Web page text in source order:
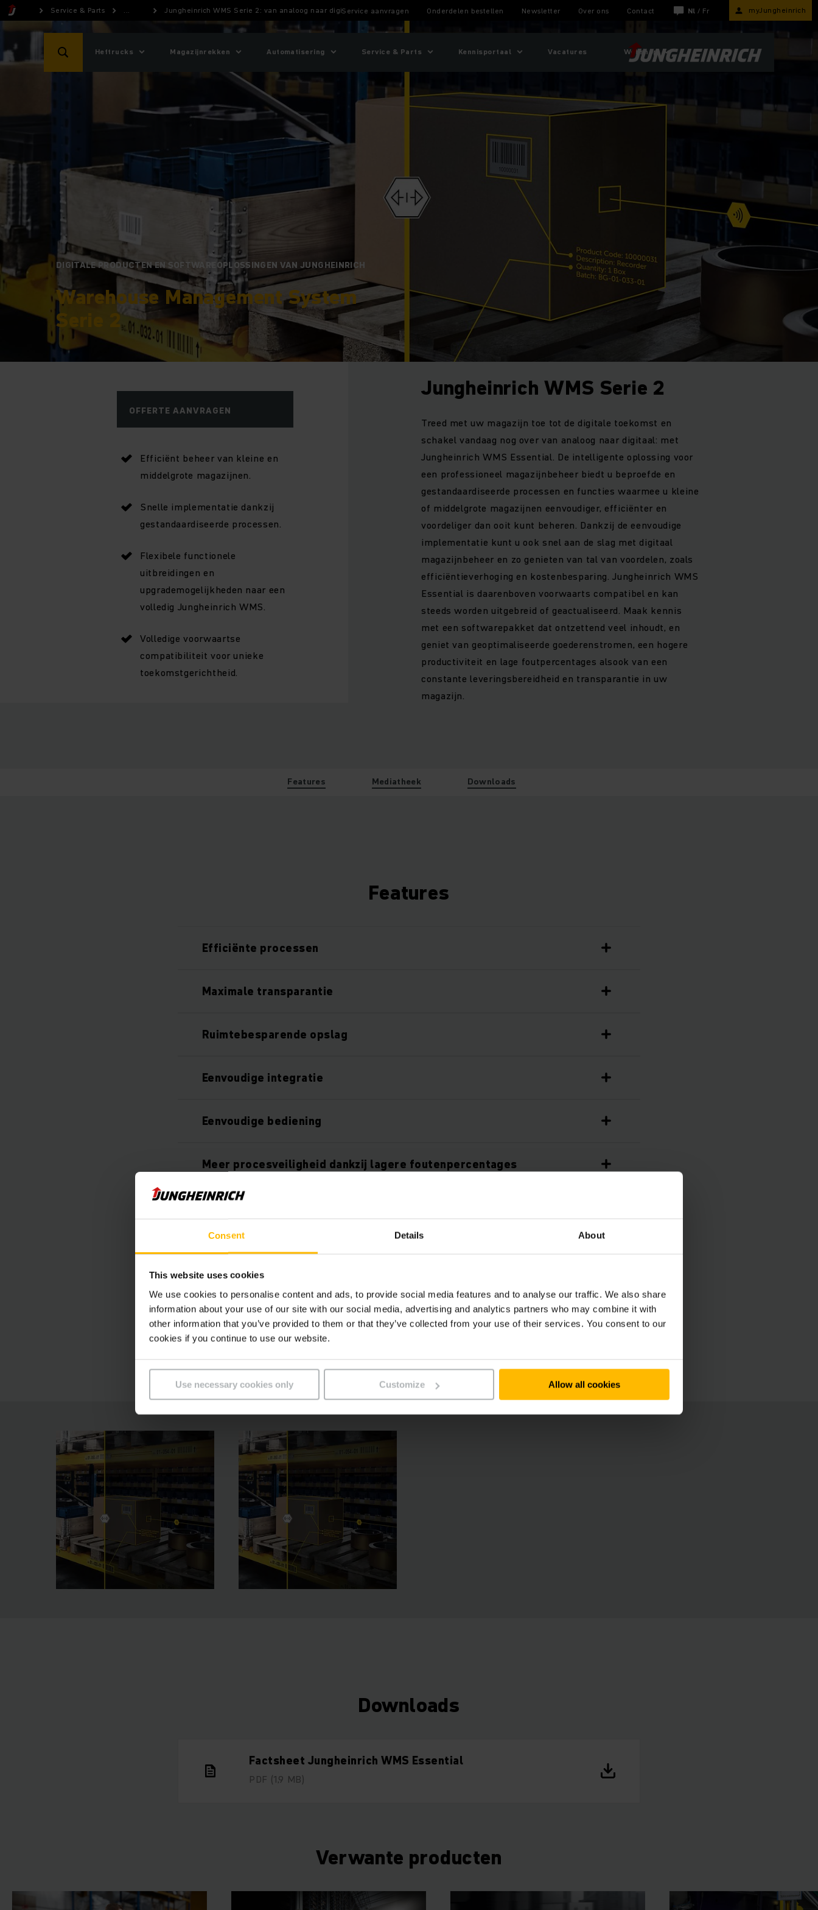
Consent Details About
This website uses cookies
We use cookies to personalise content and ads, to provide social media features and to analyse our traffic. We also share
information about your use of our site with our social media, advertising and analytics partners who may combine it with
other information that you’ve provided to them or that they’ve collected from your use of their services. You consent to our
cookies if you continue to use our website.
Use necessary cookies only Customize Allow all cookies
Service & Parts ... Jungheinrich WMS Serie 2: van analoog naar digitaalService aanvragen Onderdelen bestellen Newsletter Over ons Contact Nl / Fr myJungheinrich
Heftrucks Magazijnrekken Automatisering Service & Parts Kennisportaal Vacatures Webshop
DIGITALE PRODUCTEN EN SOFTWAREOPLOSSINGEN VAN JUNGHEINRICH
Warehouse Management System
Serie 2
OFFERTE AANVRAGEN
Efficiënt beheer van kleine en
middelgrote magazijnen.
Snelle implementatie dankzij
gestandaardiseerde processen.
Flexibele functionele
uitbreidingen en
upgrademogelijkheden naar een
volledig Jungheinrich WMS.
Volledige voorwaartse
compatibiliteit voor unieke
toekomstgerichtheid.
Jungheinrich WMS Serie 2
Treed met uw magazijn toe tot de digitale toekomst en
schakel vandaag nog over van analoog naar digitaal: met
Jungheinrich WMS Essential. De intelligente oplossing voor
een professioneel magazijnbeheer biedt u beproefde en
gestandaardiseerde processen en functies waarmee u kleine
of middelgrote magazijnen eenvoudiger, efficiënter en
voordeliger dan ooit kunt beheren. Dankzij de eenvoudige
implementatie kunt u ook snel aan de slag met digitaal
magazijnbeheer en zo genieten van tal van voordelen, zoals
efficiëntieverhoging en kostenbesparing. Jungheinrich WMS
Essential is daarenboven voorwaarts compatibel en kan
steeds worden uitgebreid of geactualiseerd. Maak kennis
met een softwarepakket dat ontzettend veel inhoudt, en
geniet van geoptimaliseerde goederenstromen, een hogere
productiviteit en lage foutpercentages alsook van een
constante leveringsbereidheid en transparantie in uw
magazijn.
Features Mediatheek Downloads
Features
Efficiënte processen
Maximale transparantie
Ruimtebesparende opslag
Eenvoudige integratie
Eenvoudige bediening
Meer procesveiligheid dankzij lagere foutenpercentages
24/7 support
Grote keuze aan functies
Uniek licentiemodel
Downloads
Factsheet Jungheinrich WMS Essential
PDF (1,9 MB)
Verwante producten